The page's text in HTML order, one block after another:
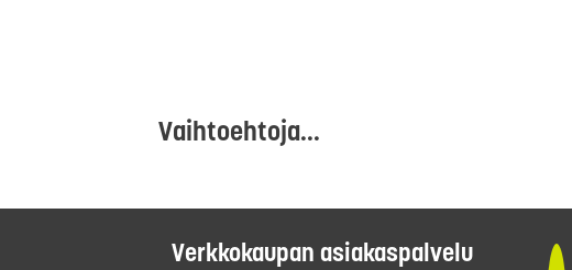
Vaihtoehtoja...
Verkkokaupan asiakaspalvelu